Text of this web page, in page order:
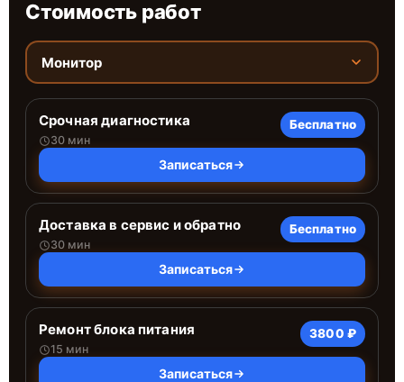
Стоимость работ
Монитор
Срочная диагностика
30 мин
Бесплатно
Записаться
Доставка в сервис и обратно
30 мин
Бесплатно
Записаться
Ремонт блока питания
15 мин
3800 ₽
Записаться